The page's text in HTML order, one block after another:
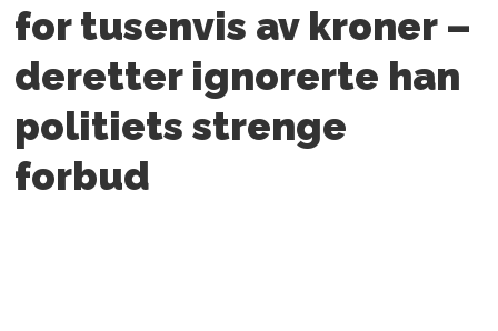
for tusenvis av kroner –
deretter ignorerte han
politiets strenge
forbud